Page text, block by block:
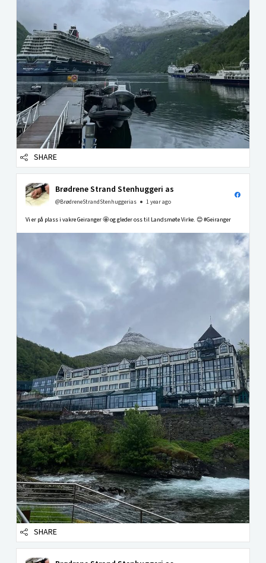
SHARE
Brødrene Strand Stenhuggeri as
@BrødreneStrandStenhuggerias 1 year ago
Vi er på plass i vakre Geiranger 🤩 og gleder oss til Landsmøte Virke. 😊 #Geiranger
SHARE